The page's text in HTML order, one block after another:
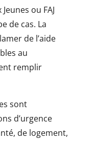
ou FAJ
de cas. La
de l’aide
au
remplir
sont
d’urgence
de logement,